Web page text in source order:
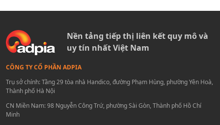
Nền tảng tiếp thị liên kết quy mô và
uy tín nhất Việt Nam
CÔNG TY CỔ PHẦN ADPIA
Trụ sở chính: Tầng 29 tòa nhà Handico, đường Phạm Hùng, phường Yên Hoà,
Thành phố Hà Nội
CN Miền Nam: 98 Nguyễn Công Trứ, phường Sài Gòn, Thành phố Hồ Chí
Minh